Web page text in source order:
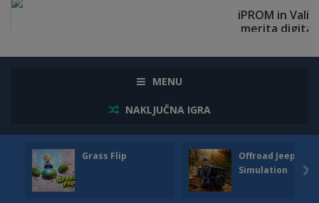
MENU
NAKLJUČNA IGRA
Grass Flip
Offroad Jeep
Simulation
